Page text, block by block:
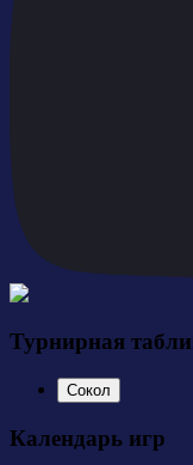
Турнирная
Сокол
Календарь игр